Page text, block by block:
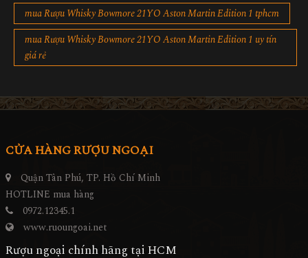
mua Rượu Whisky Bowmore 21YO Aston Martin Edition 1 tphcm
mua Rượu Whisky Bowmore 21YO Aston Martin Edition 1 uy tín
giá rẻ
CỬA HÀNG RƯỢU NGOẠI
Quận Tân Phú, TP. Hồ Chí Minh
HOTLINE mua hàng
0972.12345.1
www.ruoungoai.net
Rượu ngoại chính hãng tại HCM